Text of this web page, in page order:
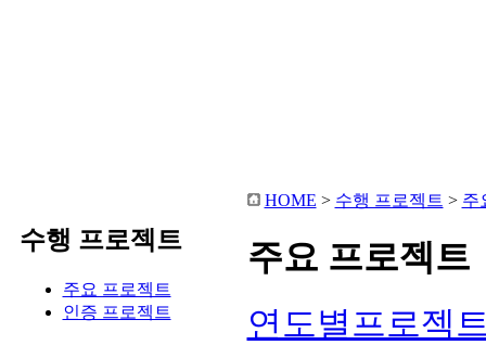
수행 프로젝트
주요 프로젝트
인증 프로젝트
HOME > 수행 프로젝트 > 주
주요 프로젝트
연도별프로젝